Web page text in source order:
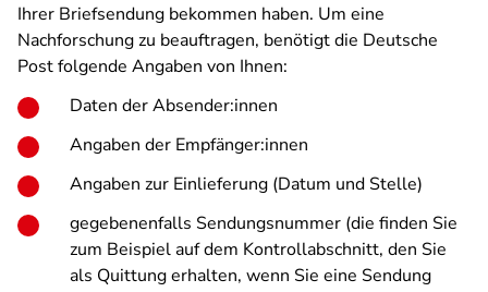
Ihrer Briefsendung bekommen haben. Um eine
Nachforschung zu beauftragen, benötigt die Deutsche
Post folgende Angaben von Ihnen:
Daten der Absender:innen
Angaben der Empfänger:innen
Angaben zur Einlieferung (Datum und Stelle)
gegebenenfalls Sendungsnummer (die finden Sie
zum Beispiel auf dem Kontrollabschnitt, den Sie
als Quittung erhalten, wenn Sie eine Sendung